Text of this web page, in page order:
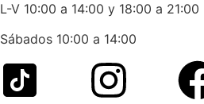
L-V 10:00 a 14:00 y 18:00 a 21:00
Sábados 10:00 a 14:00